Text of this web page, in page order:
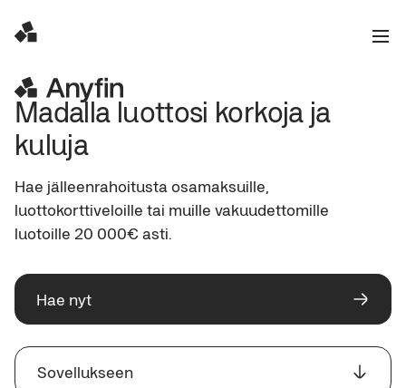
Madalla luottosi korkoja ja
kuluja
Hae jälleenrahoitusta osamaksuille,
luottokorttiveloille tai muille vakuudettomille
luotoille 20 000€ asti.
Hae nyt
Sovellukseen